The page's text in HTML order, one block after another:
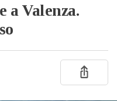
a Valenza.